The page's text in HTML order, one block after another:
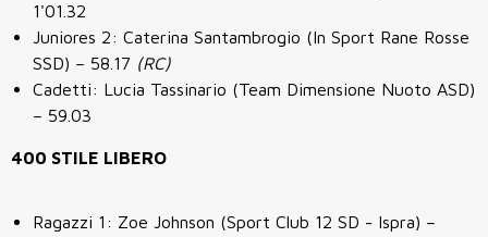
1'01.32
Juniores 2: Caterina Santambrogio (In Sport Rane Rosse
SSD) – 58.17 (RC)
Cadetti: Lucia Tassinario (Team Dimensione Nuoto ASD)
– 59.03
400 STILE LIBERO
Ragazzi 1: Zoe Johnson (Sport Club 12 SD - Ispra) –